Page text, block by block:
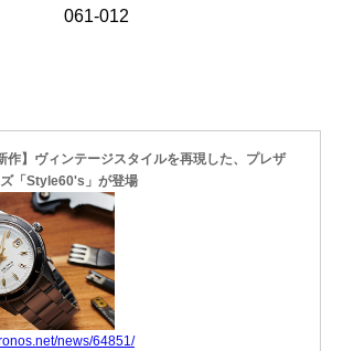
061-012
作】ヴィンテージスタイルを再現した、プレザ
「Style60's」が登場
news/64851/